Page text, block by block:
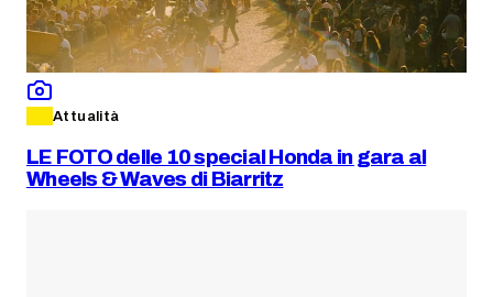
Attualità
LE FOTO delle 10 special Honda in gara al
Wheels & Waves di Biarritz